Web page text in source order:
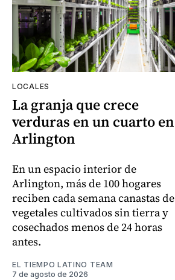
LOCALES
La granja que crece
verduras en un cuarto en
Arlington
En un espacio interior de
Arlington, más de 100 hogares
reciben cada semana canastas de
vegetales cultivados sin tierra y
cosechados menos de 24 horas
antes.
EL TIEMPO LATINO TEAM
7 de agosto de 2026